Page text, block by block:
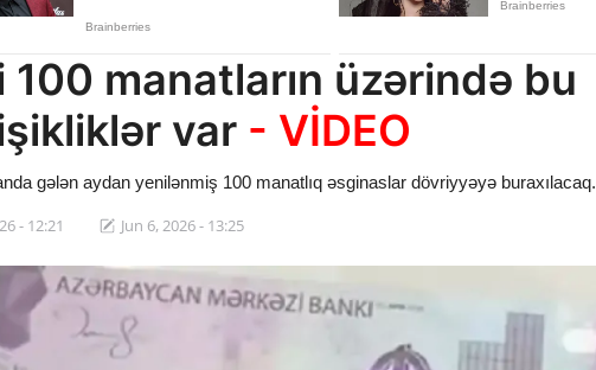
100 manatların üzərində bu
var - VİDEO
gələn aydan yenilənmiş 100 manatlıq əsginaslar dövriyyəyə buraxılacaq.
- 12:21 Jun 6, 2026 - 13:25